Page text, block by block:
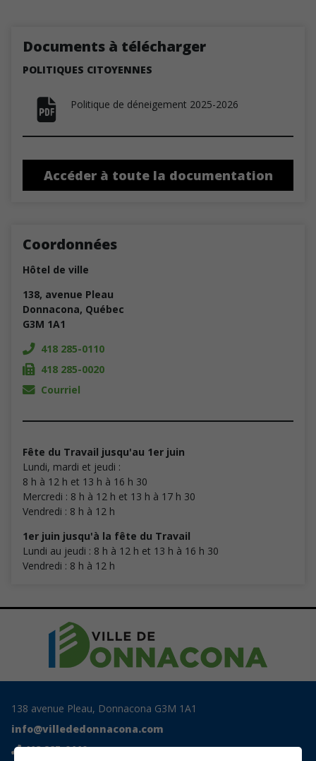
Documents à télécharger
POLITIQUES CITOYENNES
Politique de déneigement 2025-2026
Accéder à toute la documentation
Coordonnées
Hôtel de ville
138, avenue Pleau
Donnacona, Québec
G3M 1A1
418 285-0110
418 285-0020
Courriel
Fête du Travail jusqu'au 1er juin
Lundi, mardi et jeudi :
8 h à 12 h et 13 h à 16 h 30
Mercredi : 8 h à 12 h et 13 h à 17 h 30
Vendredi : 8 h à 12 h
1er juin jusqu'à la fête du Travail
Lundi au jeudi : 8 h à 12 h et 13 h à 16 h 30
Vendredi : 8 h à 12 h
138 avenue Pleau, Donnacona G3M 1A1
info@villededonnacona.com
418 285-0110